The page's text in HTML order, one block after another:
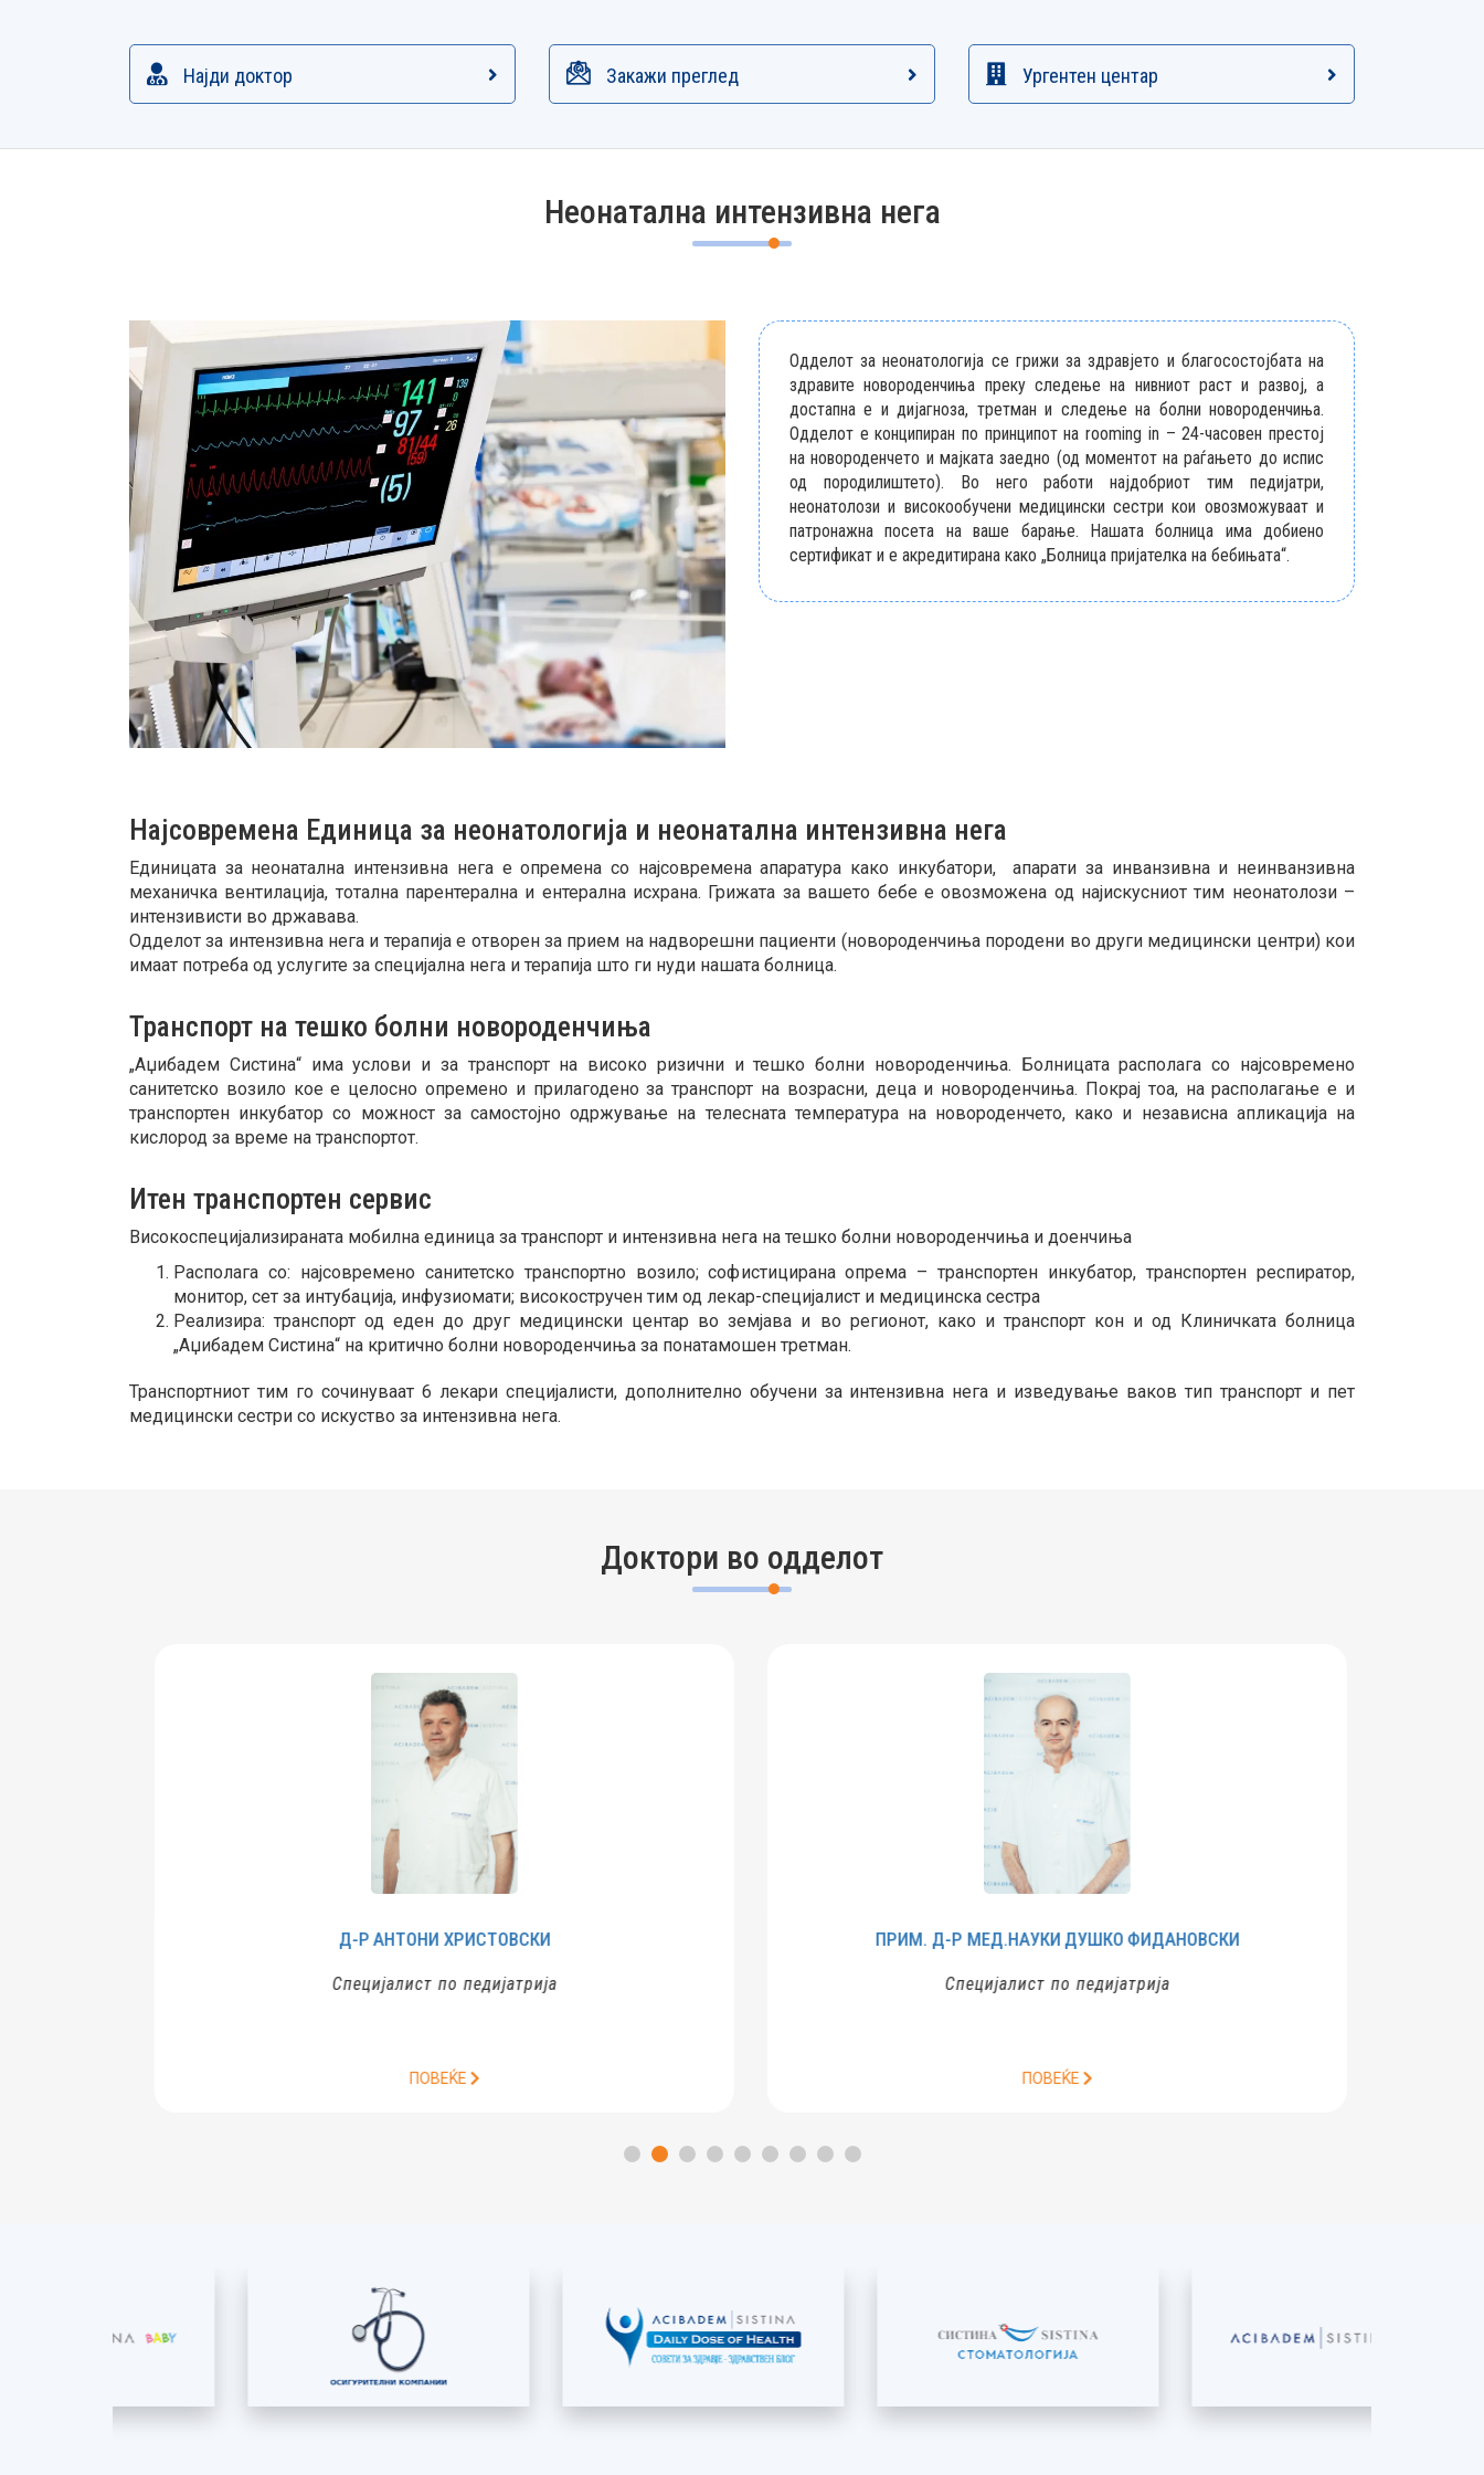
Најди доктор Закажи преглед Ургентен центар
Неонатална интензивна нега
Одделот за неонатологија се грижи за здравјето и благосостојбата на
здравите новороденчиња преку следење на нивниот раст и развој, а
достапна е и дијагноза, третман и следење на болни новороденчиња.
Одделот е конципиран по принципот на rooming in – 24-часовен престој
на новороденчето и мајката заедно (од моментот на раѓањето до испис
од породилиштето). Во него работи најдобриот тим педијатри,
неонатолози и високообучени медицински сестри кои овозможуваат и
патронажна посета на ваше барање. Нашата болница има добиено
сертификат и е акредитирана како „Болница пријателка на бебињата“.
Најсовремена Единица за неонатологија и неонатална интензивна нега
Единицата за неонатална интензивна нега е опремена со најсовремена апаратура како инкубатори, апарати за инванзивна и неинванзивна
механичка вентилација, тотална парентерална и ентерална исхрана. Грижата за вашето бебе е овозможена од најискусниот тим неонатолози –
интензивисти во државава.
Одделот за интензивна нега и терапија е отворен за прием на надворешни пациенти (новороденчиња породени во други медицински центри) кои
имаат потреба од услугите за специјална нега и терапија што ги нуди нашата болница.
Транспорт на тешко болни новороденчиња
„Аџибадем Систина“ има услови и за транспорт на високо ризични и тешко болни новороденчиња. Болницата располага со најсовремено
санитетско возило кое е целосно опремено и прилагодено за транспорт на возрасни, деца и новороденчиња. Покрај тоа, на располагање е и
транспортен инкубатор со можност за самостојно одржување на телесната температура на новороденчето, како и независна апликација на
кислород за време на транспортот.
Итен транспортен сервис
Високоспецијализираната мобилна единица за транспорт и интензивна нега на тешко болни новороденчиња и доенчиња
Располага со: најсовремено санитетско транспортно возило; софистицирана опрема – транспортен инкубатор, транспортен респиратор,
монитор, сет за интубација, инфузиомати; високостручен тим од лекар-специјалист и медицинска сестра
Реализира: транспорт од еден до друг медицински центар во земјава и во регионот, како и транспорт кон и од Клиничката болница
„Аџибадем Систина“ на критично болни новороденчиња за понатамошен третман.
Транспортниот тим го сочинуваат 6 лекари специјалисти, дополнително обучени за интензивна нега и изведување ваков тип транспорт и пет
медицински сестри со искуство за интензивна нега.
Доктори во одделот
АНТОНИ ХРИСТОВСКИ
Специјалист по педијатрија
ПРИМ. Д-Р МЕД.НАУКИДУШКОФИДАНОВСКИ
Специјалист по педијатрија